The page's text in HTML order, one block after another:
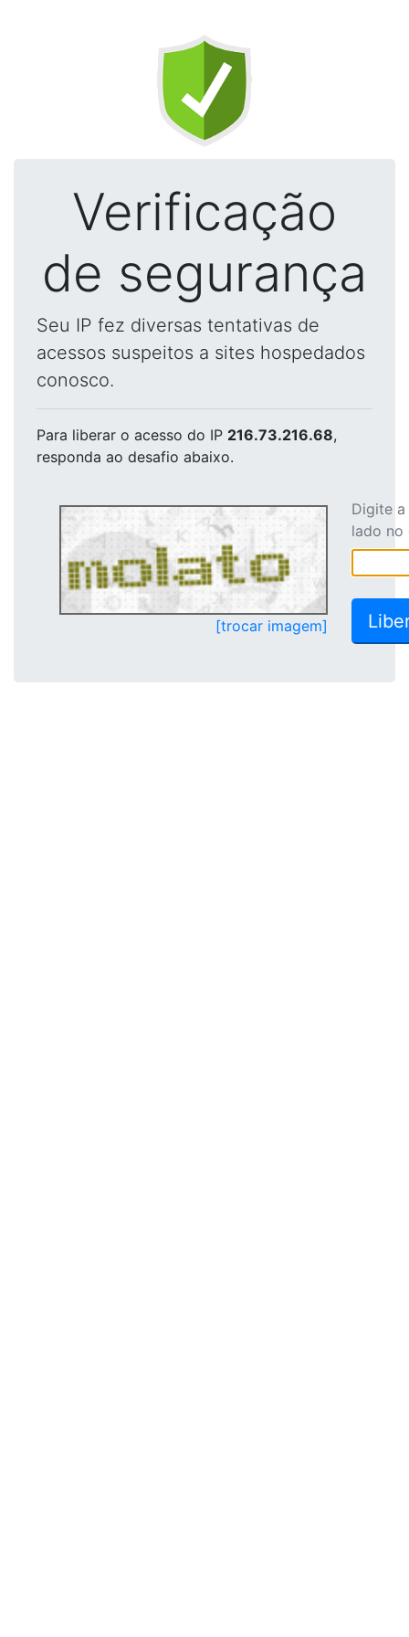
Verificação
de segurança
Seu IP fez diversas tentativas de
acessos suspeitos a sites hospedados
conosco.
Para liberar o acesso do IP 216.73.216.68,
responda ao desafio abaixo.
[trocar imagem]
Digite
lado no